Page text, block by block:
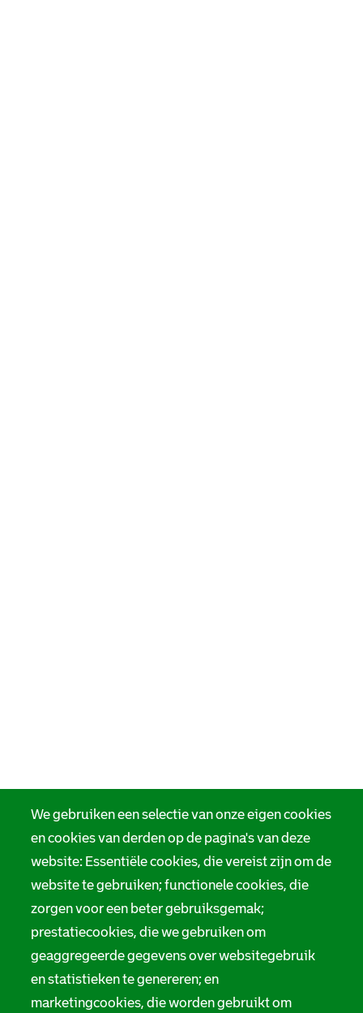
We gebruiken een selectie van onze eigen cookies
en cookies van derden op de pagina's van deze
website: Essentiële cookies, die vereist zijn om de
website te gebruiken; functionele cookies, die
zorgen voor een beter gebruiksgemak;
prestatiecookies, die we gebruiken om
geaggregeerde gegevens over websitegebruik
en statistieken te genereren; en
marketingcookies, die worden gebruikt om